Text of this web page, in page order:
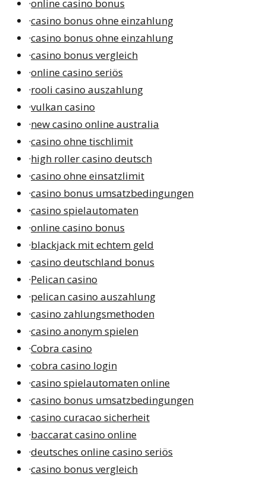
·online casino bonus
·casino bonus ohne einzahlung
·casino bonus ohne einzahlung
·casino bonus vergleich
·online casino seriös
·rooli casino auszahlung
·vulkan casino
·new casino online australia
·casino ohne tischlimit
·high roller casino deutsch
·casino ohne einsatzlimit
·casino bonus umsatzbedingungen
·casino spielautomaten
·online casino bonus
·blackjack mit echtem geld
·casino deutschland bonus
·Pelican casino
·pelican casino auszahlung
·casino zahlungsmethoden
·casino anonym spielen
·Cobra casino
·cobra casino login
·casino spielautomaten online
·casino bonus umsatzbedingungen
·casino curacao sicherheit
·baccarat casino online
·deutsches online casino seriös
·casino bonus vergleich